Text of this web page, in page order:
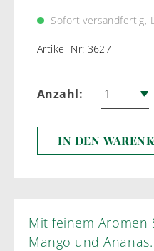
Sofort versandfertig,
Artikel-Nr: 3627
Anzahl:
IN DEN
Mit feinem Aromen
Mango und